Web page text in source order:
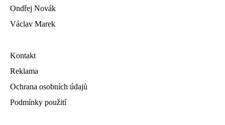
Ondřej Novák
Václav Marek
Kontakt
Reklama
Ochrana osobních údajů
Podmínky použití